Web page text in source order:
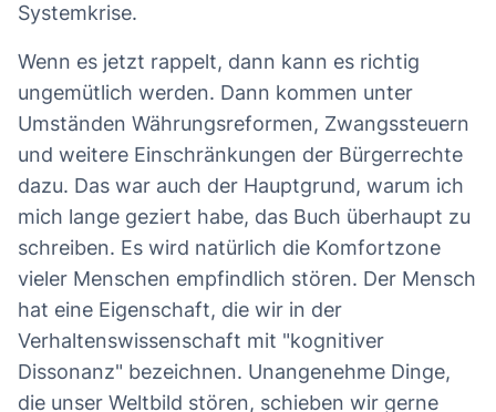
Systemkrise.
Wenn es jetzt rappelt, dann kann es richtig
ungemütlich werden. Dann kommen unter
Umständen Währungsreformen, Zwangssteuern
und weitere Einschränkungen der Bürgerrechte
dazu. Das war auch der Hauptgrund, warum ich
mich lange geziert habe, das Buch überhaupt zu
schreiben. Es wird natürlich die Komfortzone
vieler Menschen empfindlich stören. Der Mensch
hat eine Eigenschaft, die wir in der
Verhaltenswissenschaft mit "kognitiver
Dissonanz" bezeichnen. Unangenehme Dinge,
die unser Weltbild stören, schieben wir gerne